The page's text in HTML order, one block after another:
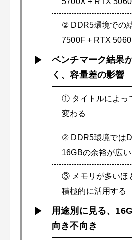
② DDR5環境での
7500F + RTX 5060
ベンチマーク結果
く、容量差の影響
① タイトルによっ
変わる
② DDR5環境では
16GBの余裕が広い
③ メモリが多いほ
積極的に活用する
用途別に見る、
向き不向き